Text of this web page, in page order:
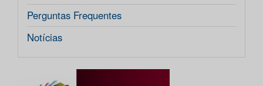
Perguntas Frequentes
Notícias